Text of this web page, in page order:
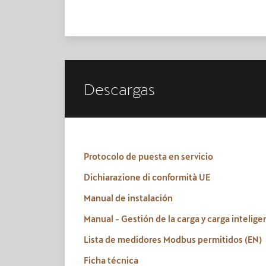
Descargas
Protocolo de puesta en servicio
Dichiarazione di conformità UE
Manual de instalación
Manual - Gestión de la carga y carga
Lista de medidores Modbus permitidos (EN)
Ficha técnica